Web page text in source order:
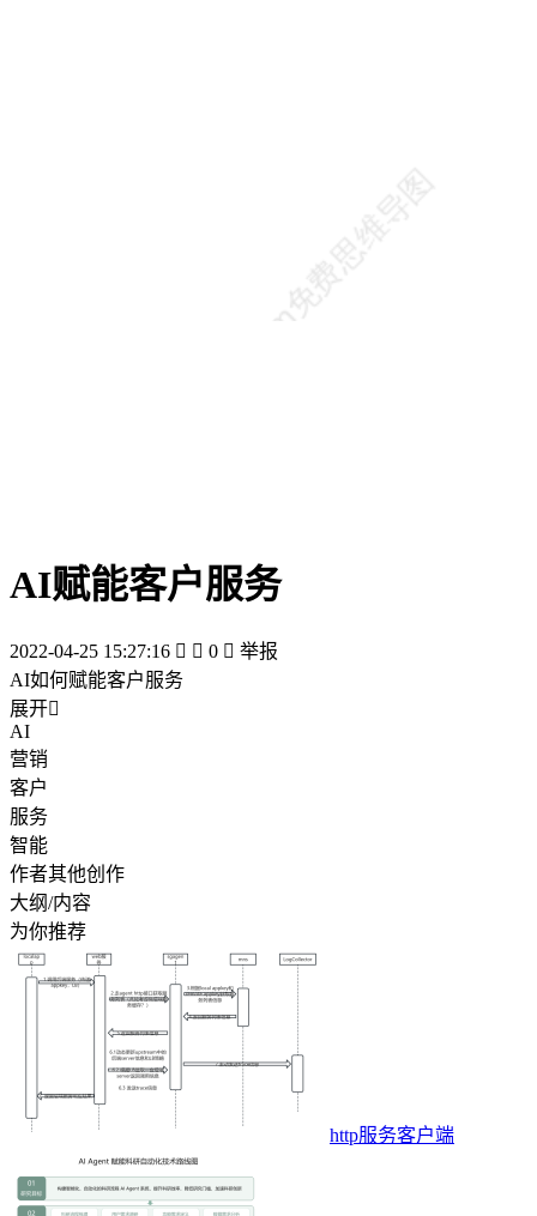
AI赋能客户服务
2022-04-25 15:27:16   0  举报
AI如何赋能客户服务
展开
AI
营销
客户
服务
智能
作者其他创作
大纲/内容
为你推荐
http服务客户端